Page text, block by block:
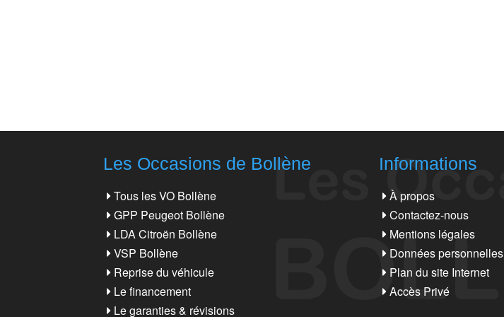
Les Occasions de Bollène
Tous les VO Bollène
GPP Peugeot Bollène
LDA Citroën Bollène
VSP Bollène
Reprise du véhicule
Le financement
Le garanties & révisions
Informations
À propos
Contactez-nous
Mentions légales
Données personnelles
Plan du site Internet
Accès Privé